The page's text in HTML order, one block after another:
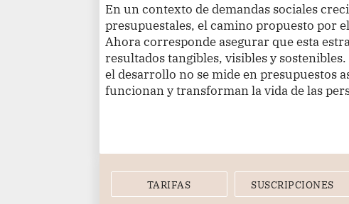
En un contexto de demandas sociales
presupuestales, el camino propuesto por
Ahora corresponde asegurar que esta
resultados tangibles, visibles y
el desarrollo no se mide en presupuestos
funcionan y transforman la vida de las
TARIFAS SUSCRIPCIONES